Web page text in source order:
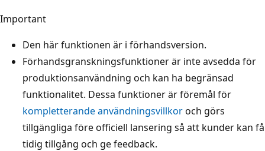
Important
Den här funktionen är i förhandsversion.
Förhandsgranskningsfunktioner är inte avsedda för
produktionsanvändning och kan ha begränsad
funktionalitet. Dessa funktioner är föremål för
kompletterande användningsvillkoroch görs
tillgängliga före officiell lansering så att kunder kan få
tidig tillgång och ge feedback.